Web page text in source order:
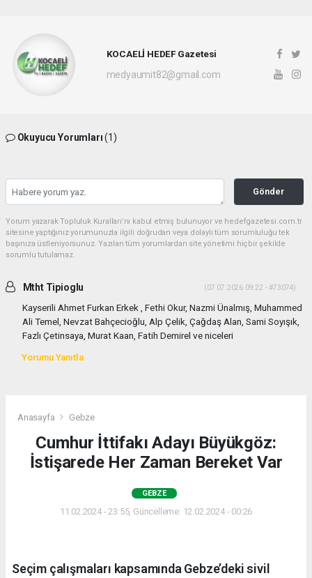
KOCAELİ HEDEF Gazetesi
medyaumit82@gmail.com
Okuyucu Yorumları(1)
Gönder
Yorum yazarak Topluluk Kuralları’nı kabul etmiş bulunuyor ve hedefgazetesi.com.tr
sitesine yaptığınız yorumunuzla ilgili doğrudan veya dolaylı tüm sorumluluğu tek
başınıza üstleniyorsunuz. Yazılan tüm yorumlardan site yönetimi hiçbir şekilde
sorumlu tutulamaz.
Mtht Tipioglu (07.07.2026 09:22 - #73074)
Kayserili Ahmet Furkan Erkek , Fethi Okur, Nazmi Ünalmış, Muhammed
Ali Temel, Nevzat Bahçecioğlu, Alp Çelik, Çağdaş Alan, Sami Soyışık,
Fazlı Çetinsaya, Murat Kaan, Fatih Demirel ve niceleri
Yorumu Yanıtla
Anasayfa Gebze
Cumhur İttifakı Adayı Büyükgöz:
İstişarede Her Zaman Bereket Var
GEBZE
11.02.2024 - 23:55, Güncelleme: 12.02.2024 - 00:26
Seçim çalışmaları kapsamında Gebze’deki sivil